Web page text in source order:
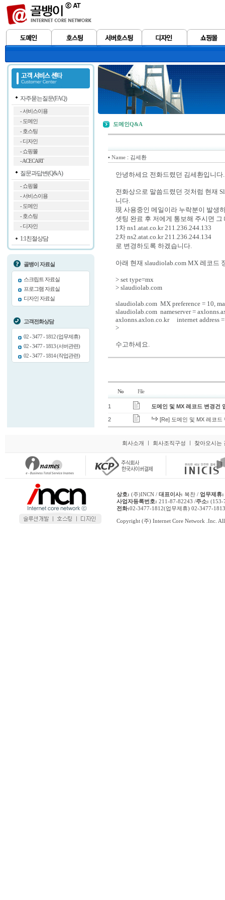
자주묻는질문(FAQ)
- 서비스이용
- 도메인
- 호스팅
- 디자인
- 쇼핑몰
- ACECART
질문과답변(Q&A)
- 쇼핑몰
- 서비스이용
- 도메인
- 호스팅
- 디자인
1:1친절상담
골뱅이 자료실
스크립트 자료실
프로그램 자료실
디자인 자료실
고객전화상담
02 - 3477 - 1812 (업무제휴)
02 - 3477 - 1813 (서버관련)
02 - 3477 - 1814 (작업관련)
도메인Q&A
• Name : 김세환
안녕하세요 전화드렸던 김세환입니다.
전화상으로 말씀드렸던 것처럼 현재
니다.
現 사용중인 메일이라 누락분이 발생
셋팅 완료 후 저에게 통보해 주시면
1차 ns1.atat.co.kr 211.236.244.133
2차 ns2.atat.co.kr 211.236.244.134
로 변경하도록 하겠습니다.
아래 현재 slaudiolab.com MX 레코드
> set type=mx
> slaudiolab.com
slaudiolab.com MX preference = 10,
slaudiolab.com nameserver =
axlonns.axlon.co.kr internet address
>
수고하세요.
No File
1 도메인 및 MX 레코드 변경건
2 [Re] 도메인 및 MX 레코드
회사소개 회사조직구성 찾아오시는
상호: (주)INCN / 대표이사: 복찬 / 업무제휴:
사업자등록번호: 211-87-82243 /주소: (153-
전화:02-3477-1812(업무제휴) 02-3477-
Copyright (주) Internet Core Network .Inc.